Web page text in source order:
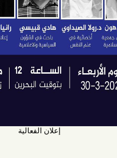
إعلان الفعالية